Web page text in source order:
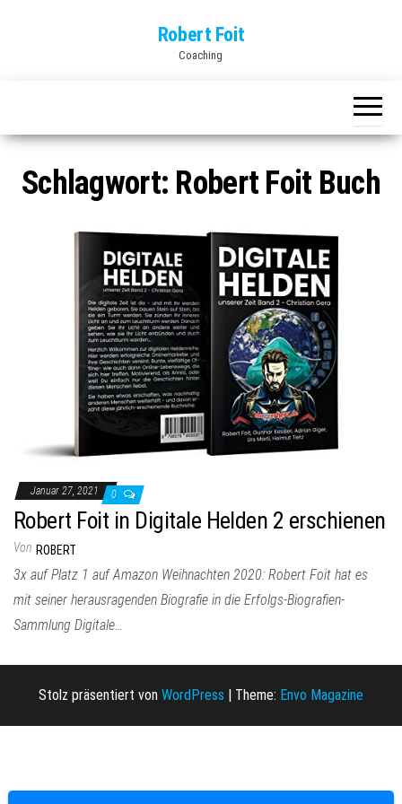
Robert Foit
Coaching
Schlagwort: Robert Foit Buch
Januar 27, 2021 0
Robert Foit in Digitale Helden 2 erschienen
Von ROBERT
3x auf Platz 1 auf Amazon Weihnachten 2020: Robert Foit hat es
mit seiner herausragenden Biografie in die Erfolgs-Biografien-
Sammlung Digitale…
Stolz präsentiert von WordPress Theme: Envo Magazine